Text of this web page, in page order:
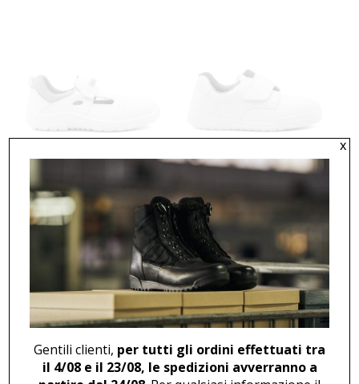
SANDAL U 440
DERBY WITH VELCRO U 400
WHITE
CLOG U 2376
DERBY U 445 WHITE
43,00 €
Gentili clienti, per tutti gli ordini effettuati tra
il 4/08 e il 23/08, le spedizioni avverranno a
x